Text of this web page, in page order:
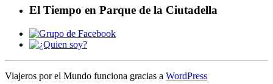
El Tiempo en Parque de la Ciutadella
Viajeros por el Mundo funciona gracias a WordPress